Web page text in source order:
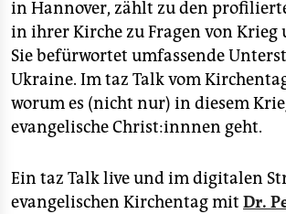
in Hannover, zählt zu den
in ihrer Kirche zu Fragen von Krieg
Sie befürwortet umfassende
Ukraine. Im taz Talk vom
worum es (nicht nur) in diesem
evangelische Christ:innnen geht.
Ein taz Talk live und im digitalen
evangelischen Kirchentag mit Dr.